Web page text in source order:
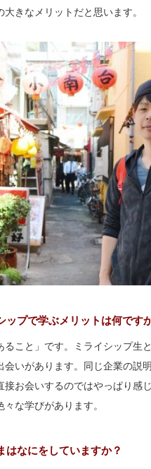
きなメリットだと思います。
ップで学ぶメリットは何です
こと」です。ミライシップ生
いがあります。同じ企業の説
お会いするのではやっぱり感
な学びがあります。
はなにをしていますか？